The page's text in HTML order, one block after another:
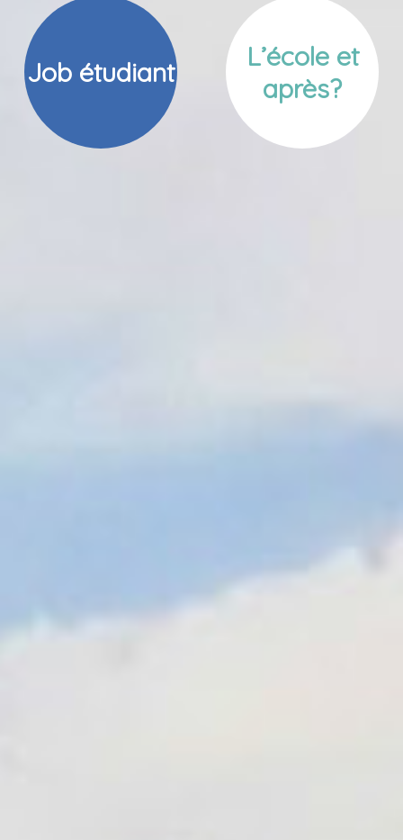
Job étudiant
L’école et
après?